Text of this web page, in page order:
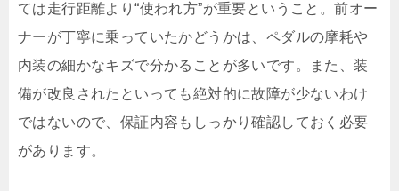
ては走行距離より“使われ方”が重要ということ。前オー
ナーが丁寧に乗っていたかどうかは、ペダルの摩耗や
内装の細かなキズで分かることが多いです。また、装
備が改良されたといっても絶対的に故障が少ないわけ
ではないので、保証内容もしっかり確認しておく必要
があります。